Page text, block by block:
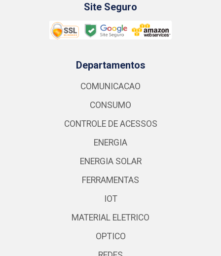
Site Seguro
Departamentos
COMUNICACAO
CONSUMO
CONTROLE DE ACESSOS
ENERGIA
ENERGIA SOLAR
FERRAMENTAS
IOT
MATERIAL ELETRICO
OPTICO